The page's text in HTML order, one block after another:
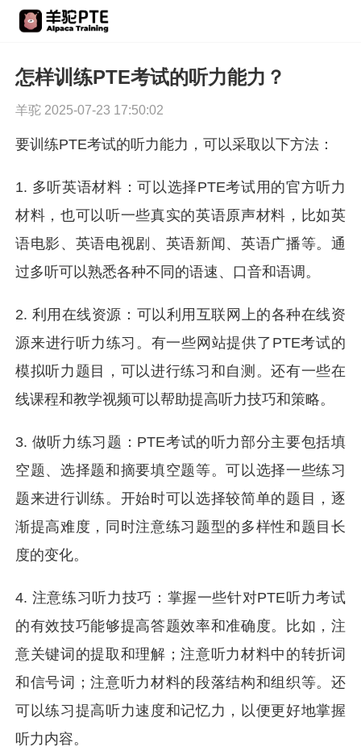
怎样训练PTE考试的听力能力？
羊驼 2025-07-23 17:50:02
要训练PTE考试的听力能力，可以采取以下方法：
1. 多听英语材料：可以选择PTE考试用的官方听力
材料，也可以听一些真实的英语原声材料，比如英
语电影、英语电视剧、英语新闻、英语广播等。通
过多听可以熟悉各种不同的语速、口音和语调。
2. 利用在线资源：可以利用互联网上的各种在线资
源来进行听力练习。有一些网站提供了PTE考试的
模拟听力题目，可以进行练习和自测。还有一些在
线课程和教学视频可以帮助提高听力技巧和策略。
3. 做听力练习题：PTE考试的听力部分主要包括填
空题、选择题和摘要填空题等。可以选择一些练习
题来进行训练。开始时可以选择较简单的题目，逐
渐提高难度，同时注意练习题型的多样性和题目长
度的变化。
4. 注意练习听力技巧：掌握一些针对PTE听力考试
的有效技巧能够提高答题效率和准确度。比如，注
意关键词的提取和理解；注意听力材料中的转折词
和信号词；注意听力材料的段落结构和组织等。还
可以练习提高听力速度和记忆力，以便更好地掌握
听力内容。